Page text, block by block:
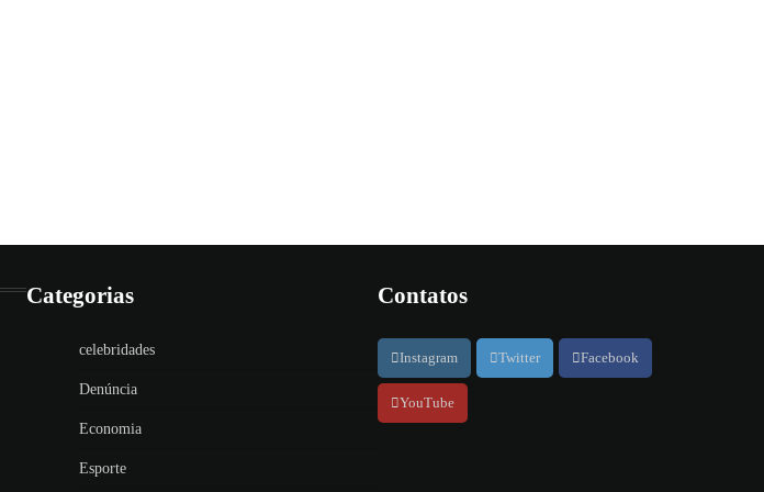
Categorias
celebridades
Denúncia
Economia
Esporte
Contatos
Instagram Twitter Facebook
YouTube